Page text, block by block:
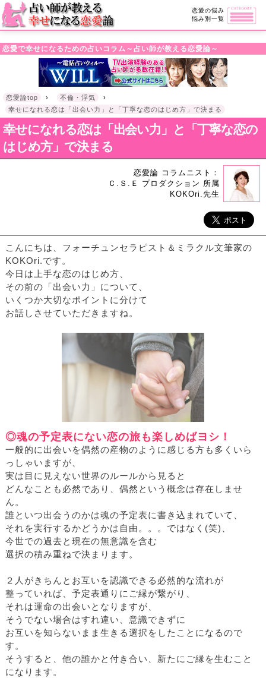
・!DOCTYPE html>l
恋愛の悩み
悩み別一覧
恋愛で幸せになるための占いコラム～占い師が教える恋愛論～
恋愛論top › 不倫・浮気
›
幸せになれる恋は「出会い力」と「丁寧な恋のはじめ方」で決まる
幸せになれる恋は「出会い力」と「丁寧な恋の
はじめ方」で決まる
恋愛論 コラムニスト：
Ｃ.Ｓ.Ｅ プロダクション 所属
KOKOri.先生
こんにちは、フォーチュンセラピスト＆ミラクル文筆家の
KOKOri.です。
今日は上手な恋のはじめ方、
その前の「出会い力」について、
いくつか大切なポイントに分けて
お話しさせていただきますね。
◎魂の予定表にない恋の旅も楽しめばヨシ！
一般的に出会いを偶然の産物のように感じる方も多くいら
っしゃいますが、
実は目に見えない世界のルールから見ると
どんなことも必然であり、偶然という概念は存在しませ
ん。
誰といつ出会うのかは魂の予定表に書き込まれていて、
それを実行するかどうかは自由。。。ではなく(笑)、
今世での過去と現在の無意識を含む
選択の積み重ねで決まります。
２人がきちんとお互いを認識できる必然的な流れが
整っていれば、予定表通りにご縁が繋がり、
それは運命の出会いとなりますが、
そうでない場合はすれ違い、意識できずに
お互いを知らないまま生きる選択をしたことになるので
す。
そうすると、他の誰かと付き合い、新たにご縁を生むこと
になります。